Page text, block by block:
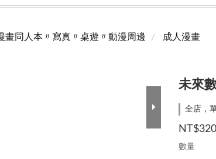
畫同人本〃寫真〃桌遊〃動漫周邊 成人漫畫
未來
全店，
NT$320
數量